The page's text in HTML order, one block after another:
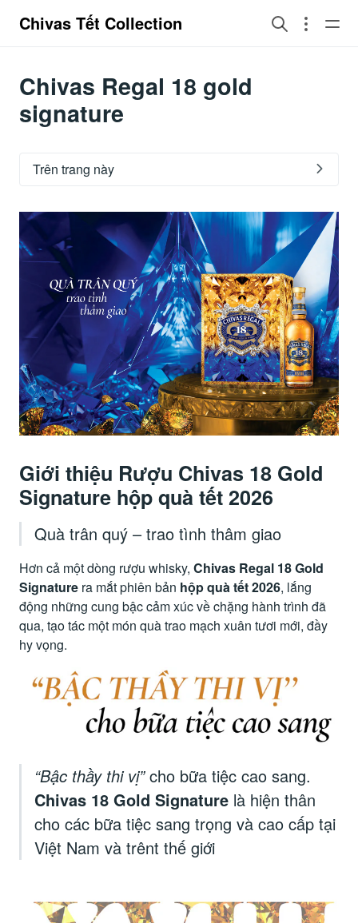
Chivas Tết Collection
Chivas Regal 18 gold
signature
Trên trang này
Giới thiệu Rượu Chivas 18 Gold
Signature hộp quà tết 2026
Quà trân quý – trao tình thâm giao
Hơn cả một dòng rượu whisky, Chivas Regal 18 Gold
Signature ra mắt phiên bản hộp quà tết 2026, lắng
động những cung bậc cảm xúc về chặng hành trình đã
qua, tạo tác một món quà trao mạch xuân tươi mới, đầy
hy vọng.
“Bậc thầy thi vị”cho bữa tiệc cao sang.
Chivas 18 Gold Signature là hiện thân
cho các bữa tiệc sang trọng và cao cấp tại
Việt Nam và trênt thế giới